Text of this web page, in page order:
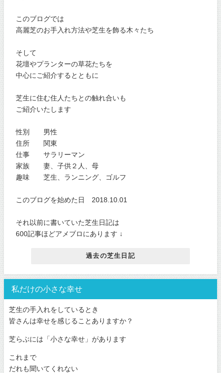
このブログでは
高麗芝のお手入れ方法や芝生を飾る木々たち
そして
花壇やプランターの草花たちを
中心にご紹介するとともに
芝生に住む住人たちとの触れ合いも
ご紹介いたします
性別 男性
住所 関東
仕事 サラリーマン
家族 妻、子供２人、母
趣味 芝生、ランニング、ゴルフ
このブログを始めた日 2018.10.01
それ以前に書いていた芝生日記は
600記事ほどアメブロにあります ↓
過去の芝生日記
私だけの小さな幸せ
芝生の手入れをしているとき
皆さんは幸せを感じることありますか？
芝らぶには「小さな幸せ」があります
これまで
だれも聞いてくれない